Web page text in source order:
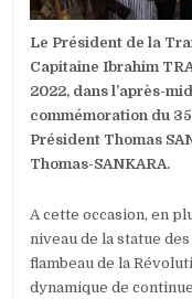
Le Président de la
Capitaine Ibrahim
2022, dans l’après-
commémoration du
Président Thomas
Thomas-SANKARA.
A cette occasion, en
niveau de la statue
flambeau de la
dynamique de